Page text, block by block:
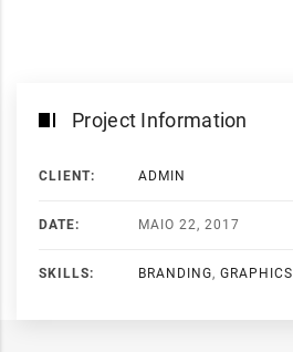
Project Information
CLIENT: ADMIN
DATE: MAIO 22, 2017
SKILLS: BRANDING, GRAPHICS